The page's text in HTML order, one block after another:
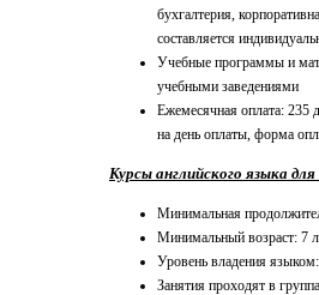
бухгалтерия,
составляется
Учебные программы и
учебными заведениями
Ежемесячная оплата:
на день оплаты, форма
Курсы английского языка
Минимальная
Минимальный возраст: 7
Уровень владения
Занятия проходят в